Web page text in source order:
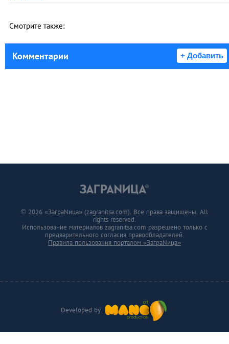
Смотрите также:
Комментарии + Добавить
Developed by
© 2026 «ЗаграNица» (zagranitsa.com). Все права защищены. All
rights reserved.
Использование материалов zagranitsa.com разрешено только с
предварительного согласия правообладателей.
Правила пользования порталом «ЗаграNица»